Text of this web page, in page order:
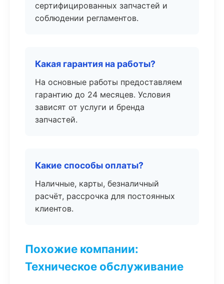
сертифицированных запчастей и
соблюдении регламентов.
Какая гарантия на работы?
На основные работы предоставляем
гарантию до 24 месяцев. Условия
зависят от услуги и бренда
запчастей.
Какие способы оплаты?
Наличные, карты, безналичный
расчёт, рассрочка для постоянных
клиентов.
Похожие компании:
Техническое обслуживание